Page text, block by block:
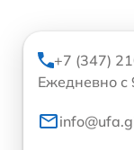
+7 (347)
Ежедневно с